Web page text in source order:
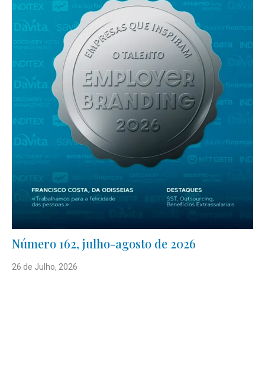
Número 162, julho-agosto de 2026
26 de Julho, 2026